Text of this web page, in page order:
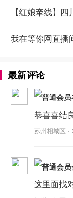
【红娘牵线】
我在等你网直播
最新评论
恭喜喜结
苏州相城区 ·
这里面找